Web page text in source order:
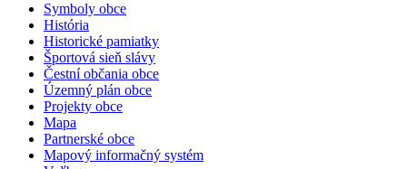
Symboly obce
História
Historické pamiatky
Športová sieň slávy
Čestní občania obce
Územný plán obce
Projekty obce
Mapa
Partnerské obce
Mapový informačný systém